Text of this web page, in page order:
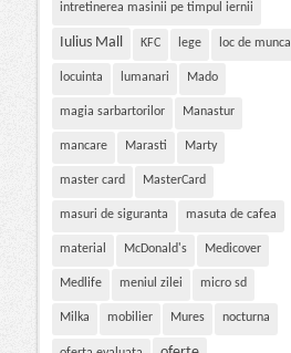
intretinerea masinii pe timpul iernii
Iulius Mall KFC lege loc de munca
locuinta lumanari Mado
magia sarbartorilor Manastur
mancare Marasti Marty
master card MasterCard
masuri de siguranta masuta de cafea
material McDonald's Medicover
Medlife meniul zilei micro sd
Milka mobilier Mures nocturna